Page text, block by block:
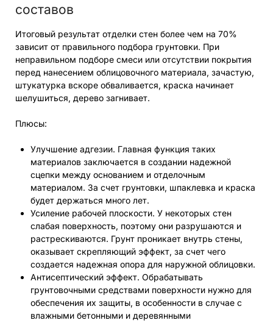
составов
Итоговый результат отделки стен более чем на 70%
зависит от правильного подбора грунтовки. При
неправильном подборе смеси или отсутствии покрытия
перед нанесением облицовочного материала, зачастую,
штукатурка вскоре обваливается, краска начинает
шелушиться, дерево загнивает.
Плюсы:
Улучшение адгезии. Главная функция таких
материалов заключается в создании надежной
сцепки между основанием и отделочным
материалом. За счет грунтовки, шпаклевка и краска
будет держаться много лет.
Усиление рабочей плоскости. У некоторых стен
слабая поверхность, поэтому они разрушаются и
растрескиваются. Грунт проникает внутрь стены,
оказывает скрепляющий эффект, за счет чего
создается надежная опора для наружной облицовки.
Антисептический эффект. Обрабатывать
грунтовочными средствами поверхности нужно для
обеспечения их защиты, в особенности в случае с
влажными бетонными и деревянными